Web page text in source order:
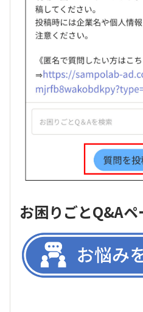
お困りごとQ&Aペ